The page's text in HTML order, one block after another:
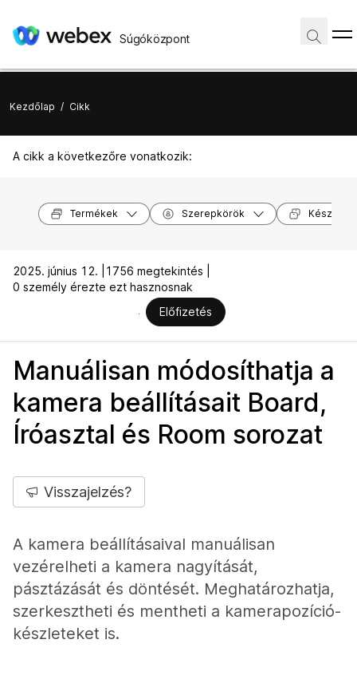
Súgóközpont
Kezdőlap / Cikk
A cikk a következőre vonatkozik:
Termékek Szerepkörök
2025. június 12. |
1756 megtekintés |
0 személy érezte ezt hasznosnak
Előfizetés
Manuálisan módosíthatja a
kamera beállításait Board,
Íróasztal és Room sorozat
Visszajelzés?
A kamera beállításaival manuálisan
vezérelheti a kamera nagyítását,
pásztázását és döntését. Meghatározhatja,
szerkesztheti és mentheti a kamerapozíció-
készleteket is.